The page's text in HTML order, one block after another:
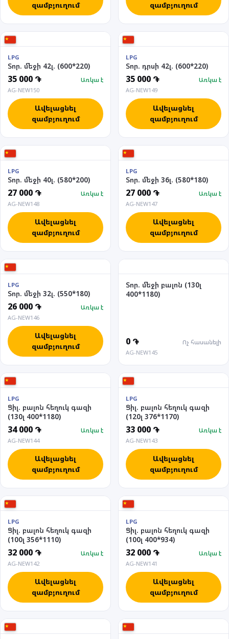
զամբյուղում
զամբյուղում
LPG
Տոր. մեջի 42լ. (600*220)
35 000 ֏
Առկա է
AG-NEW150
Ավելացնել
զամբյուղում
LPG
Տոր. դրսի 42լ. (600*220)
35 000 ֏
Առկա է
AG-NEW149
Ավելացնել
զամբյուղում
LPG
Տոր. մեջի 40լ. (580*200)
27 000 ֏
Առկա է
AG-NEW148
Ավելացնել
զամբյուղում
LPG
Տոր. մեջի 36լ. (580*180)
27 000 ֏
Առկա է
AG-NEW147
Ավելացնել
զամբյուղում
LPG
Տոր. մեջի 32լ. (550*180)
26 000 ֏
Առկա է
AG-NEW146
Ավելացնել
զամբյուղում
Տոր. մեջի բալոն (130լ
400*1180)
0 ֏
Ոչ հասանելի
AG-NEW145
LPG
Ցիլ. բալոն հեղուկ գազի
(130լ 400*1180)
34 000 ֏
Առկա է
AG-NEW144
Ավելացնել
զամբյուղում
LPG
Ցիլ. բալոն հեղուկ գազի
(120լ 376*1170)
33 000 ֏
Առկա է
AG-NEW143
Ավելացնել
զամբյուղում
LPG
Ցիլ. բալոն հեղուկ գազի
(100լ 356*1110)
32 000 ֏
Առկա է
AG-NEW142
Ավելացնել
զամբյուղում
LPG
Ցիլ. բալոն հեղուկ գազի
(100լ 400*934)
32 000 ֏
Առկա է
AG-NEW141
Ավելացնել
զամբյուղում